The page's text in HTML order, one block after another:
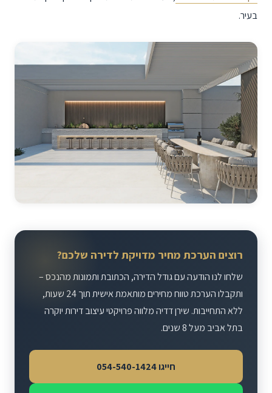
בעיר.
רוצים הערכת מחיר מדויקת לדירה שלכם?
שלחו לנו הודעה עם גודל הדירה, הכתובת ותמונות מהנכס –
ותקבלו הערכת טווח מחירים מותאמת אישית תוך 24 שעות,
ללא התחייבות. שירן דדיה מלווה פרויקטי עיצוב דירות יוקרה
בתל אביב מעל 8 שנים.
חייגו 054-540-1424